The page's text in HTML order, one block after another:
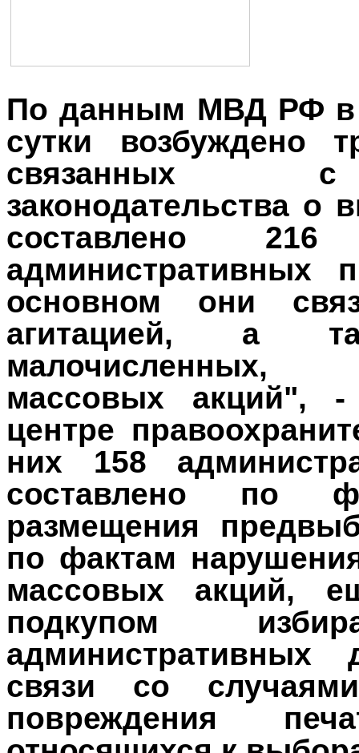
По данным МВД РФ в
сутки возбуждено
связанных с
законодательства о
составлено
административных
основном они
агитацией, а
малочисленных,
массовых акций",
центре
них 158
составлено по
размещения
по фактам
массовых
подкупом
связи со
повреждения